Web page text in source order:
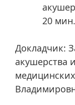
20 мин.
Докладчик:
акушерства